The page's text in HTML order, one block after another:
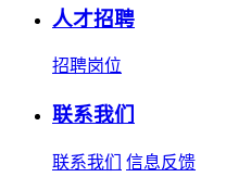
人才招聘
招聘岗位
联系我们
联系我们 信息反馈